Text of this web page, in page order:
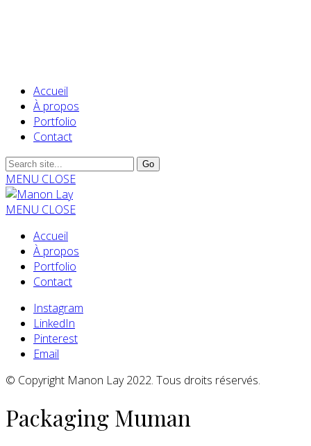
Accueil
À propos
Portfolio
Contact
MENU CLOSE
MENU CLOSE
Accueil
À propos
Portfolio
Contact
Instagram
LinkedIn
Pinterest
Email
© Copyright Manon Lay 2022. Tous droits réservés.
Packaging Muman